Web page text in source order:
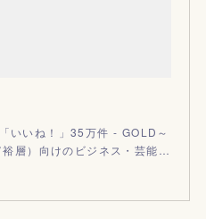
いいね！」35万件 - GOLD～
層）向けのビジネス・芸能…